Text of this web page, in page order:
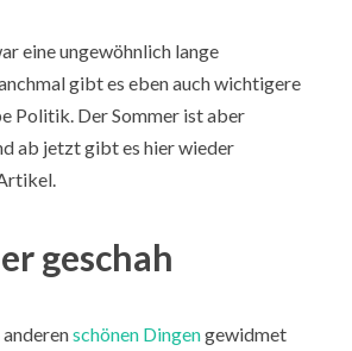
eine ungewöhnlich lange
gibt es eben auch wichtigere
Politik. Der Sommer ist aber
ab jetzt gibt es hier wieder
geschah
anderenschönen Dingengewidmet